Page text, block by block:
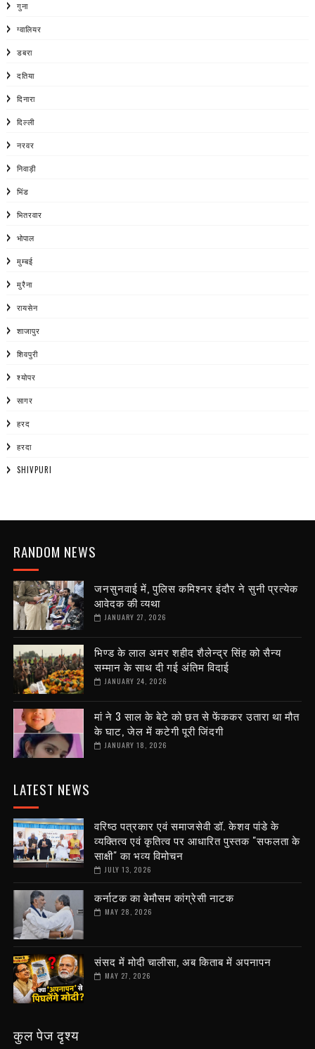
गुना
ग्वालियर
डबरा
दतिया
दिनारा
दिल्ली
नरवर
निवाड़ी
भिंड
भितरवार
भोपाल
मुम्बई
मुरैना
रायसेन
शाजापुर
शिवपुरी
श्योपर
सागर
हरद
हरदा
SHIVPURI
RANDOM NEWS
जनसुनवाई में, पुलिस कमिश्नर इंदौर ने सुनी प्रत्येक
आवेदक की व्यथा
JANUARY 27, 2026
भिण्ड के लाल अमर शहीद शैलेन्द्र सिंह को सैन्य
सम्मान के साथ दी गई अंतिम विदाई
JANUARY 24, 2026
मां ने 3 साल के बेटे को छत से फेंककर उतारा था मौत
के घाट, जेल में कटेगी पूरी जिंदगी
JANUARY 18, 2026
LATEST NEWS
वरिष्ठ पत्रकार एवं समाजसेवी डॉ. केशव पांडे के
व्यक्तित्व एवं कृतित्व पर आधारित पुस्तक "सफलता के
साक्षी" का भव्य विमोचन
JULY 13, 2026
कर्नाटक का बेमौसम कांग्रेसी नाटक
MAY 28, 2026
संसद में मोदी चालीसा, अब किताब में अपनापन
MAY 27, 2026
कुल पेज दृश्य